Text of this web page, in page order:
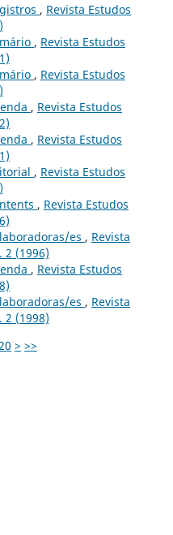
, Revista Estudos
, Revista Estudos
, Revista Estudos
, Revista Estudos
, Revista Estudos
, Revista Estudos
, Revista Estudos
es , Revista
2 (1996)
, Revista Estudos
es , Revista
2 (1998)
> >>